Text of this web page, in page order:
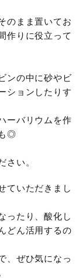
のまま置いてお
作りに役立って
ンの中に砂やビ
ションしたりす
ーバリウムを作
◎
さい。
ていただきまし
ったり、酸化し
どん活用するの
、ぜひ気になっ